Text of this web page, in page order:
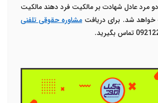
مرد عادل شهادت بر مالکیت فرد دهند مالکیت
خواهد شد. برای دریافتمشاوره حقوقی تلفنی